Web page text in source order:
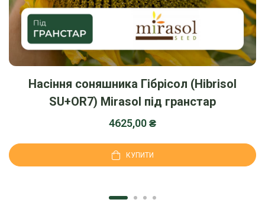
Насіння соняшника Гібрісол (Hibrisol
SU+OR7) Mirasol під гранстар
4625,00₴
КУПИТИ